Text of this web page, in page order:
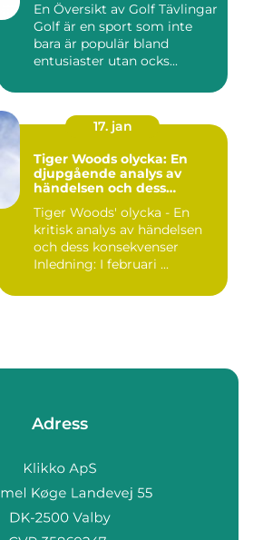
En Översikt av Golf Tävlingar
Golf är en sport som inte
bara är populär bland
entusiaster utan ocks...
17. jan
Tiger Woods olycka: En
djupgående analys av
händelsen och dess
Tiger Woods' olycka - En
kritisk analys av händelsen
och dess konsekvenser
Inledning: I februari ...
Adress